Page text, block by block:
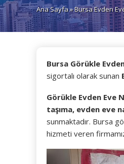
Ana Sayfa»Bursa Evden
Bursa Görükle
sigortalı olarak sunan
Görükle Evden Eve
taşıma, evden eve
sunmaktadır. Bursa
hizmeti veren